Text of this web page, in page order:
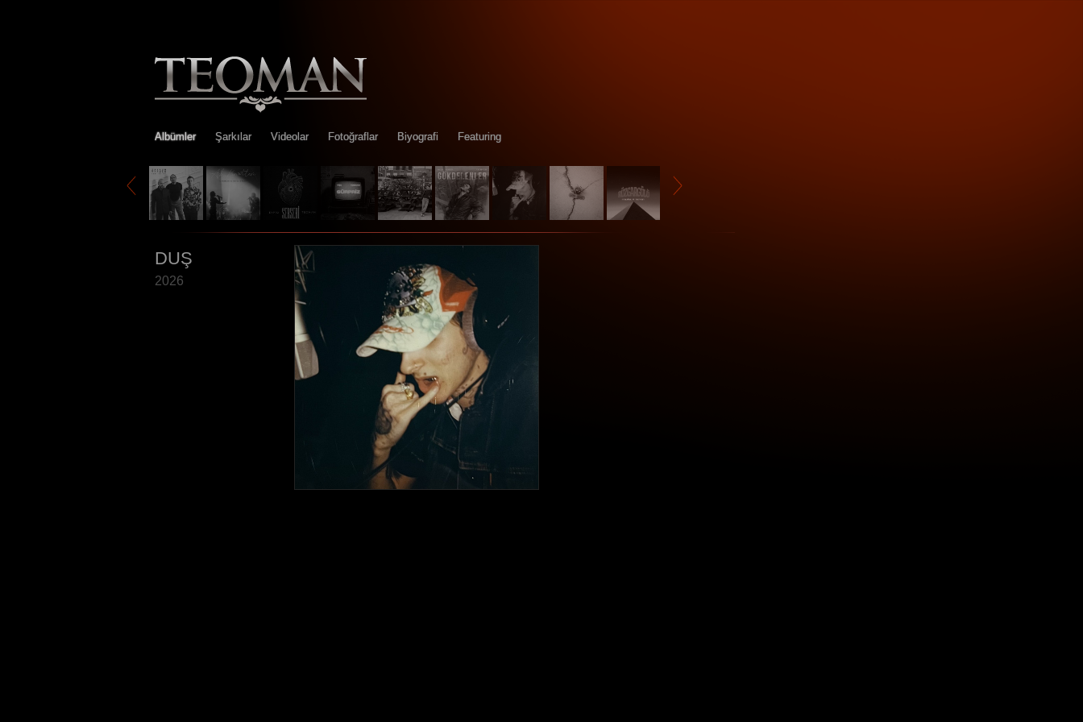
Albümler Şarkılar Videolar Fotoğraflar Biyografi Featuring
DUŞ
2026